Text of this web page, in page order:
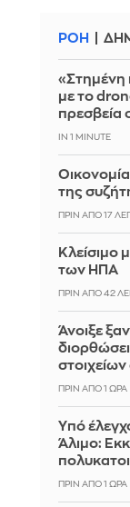
ΡΟΗ
«Στημένη
με το
πρεσβεία
IN 1 MINUTE
της
ΠΡΙΝ ΑΠΌ 17
Κλείσιμο
των ΗΠΑ
ΠΡΙΝ ΑΠΌ 42
Άνοιξε
ΠΡΙΝ ΑΠΌ 1 ΏΡΑ
Yπό
Άλιμο:
ΠΡΙΝ ΑΠΌ 1 ΏΡΑ